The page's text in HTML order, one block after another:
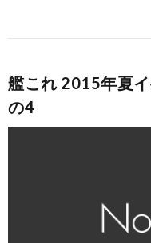
艦これ 2015年夏
の4